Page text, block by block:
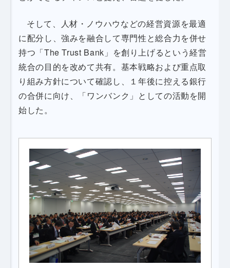
そして、人材・ノウハウなどの経営資源を最適
に配分し、強みを融合して専門性と総合力を併せ
持つ「The Trust Bank」を創り上げるという経営
統合の目的を改めて共有。基本戦略および重点取
り組み方針について確認し、１年後に控える銀行
の合併に向け、「ワンバンク」としての活動を開
始した。